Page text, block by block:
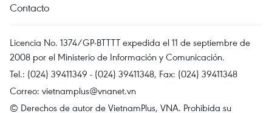
Contacto
Licencia No. 1374/GP-BTTTT expedida el 11 de septiembre de
2008 por el Ministerio de Información y Comunicación.
Tel.: (024) 39411349 - (024) 39411348, Fax: (024) 39411348
Correo: vietnamplus@vnanet.vn
© Derechos de autor de VietnamPlus, VNA. Prohibida su